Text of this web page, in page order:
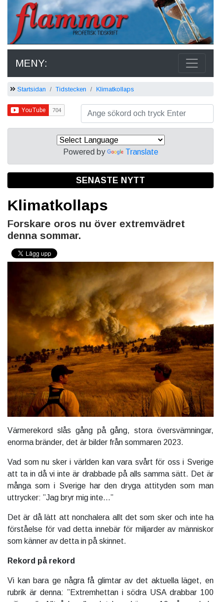
MENY:
Startsidan Tidstecken Klimatkollaps
Powered by Translate
SENASTE NYTT
Klimatkollaps
Forskare oros nu över extremvädret
denna sommar.
Värmerekord slås gång på gång, stora översvämningar,
enorma bränder, det är bilder från sommaren 2023.
Vad som nu sker i världen kan vara svårt för oss i Sverige
att ta in då vi inte är drabbade på alls samma sätt. Det är
många som i Sverige har den dryga attityden som man
uttrycker: ”Jag bryr mig inte…”
Det är då lätt att nonchalera allt det som sker och inte ha
förståelse för vad detta innebär för miljarder av människor
som känner av detta in på skinnet.
Rekord på rekord
Vi kan bara ge några få glimtar av det aktuella läget, en
rubrik är denna: ”Extremhettan i södra USA drabbar 100